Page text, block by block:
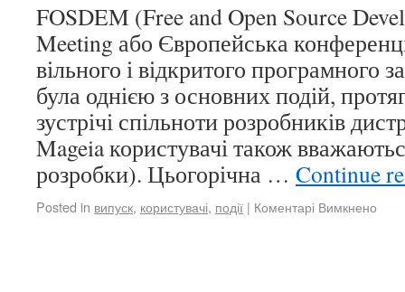
FOSDEM (Free and Open Source
Meeting або Європейська
вільного і відкритого програмного
була однією з основних подій,
зустрічі спільноти розробників
Mageia користувачі також
розробки). Цьогорічна … Continue
Posted in випуск, користувачі, події | Коментарі Вимкнено